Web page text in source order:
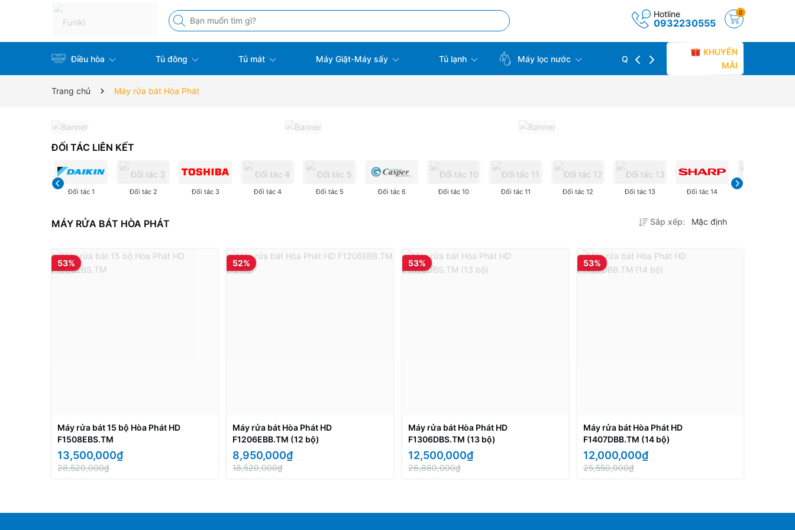
Hotline
0932230555
0
Điều hòa Tủ đông Tủ mát Máy Giặt-Máy sấy Tủ lạnh Máy lọc nước Quạt làm mát Thiết bị bếp
KHUYẾN
MÃI
Trang chủ Máy rửa bát Hòa Phát
ĐỐI TÁC LIÊN KẾT
Đối tác 1 Đối tác 2 Đối tác 3 Đối tác 4 Đối tác 5 Đối tác 6 Đối tác 10 Đối tác 11 Đối tác 12 Đối tác 13 Đối tác 14
Sắp xếp: Mặc định
MÁY RỬA BÁT HÒA PHÁT
53%
Máy rửa bát 15 bộ Hòa Phát HD
F1508EBS.TM
13,500,000₫
28,520,000₫
52%
Máy rửa bát Hòa Phát HD
F1206EBB.TM (12 bộ)
8,950,000₫
18,520,000₫
53%
Máy rửa bát Hòa Phát HD
F1306DBS.TM (13 bộ)
12,500,000₫
26,880,000₫
53%
Máy rửa bát Hòa Phát HD
F1407DBB.TM (14 bộ)
12,000,000₫
25,550,000₫